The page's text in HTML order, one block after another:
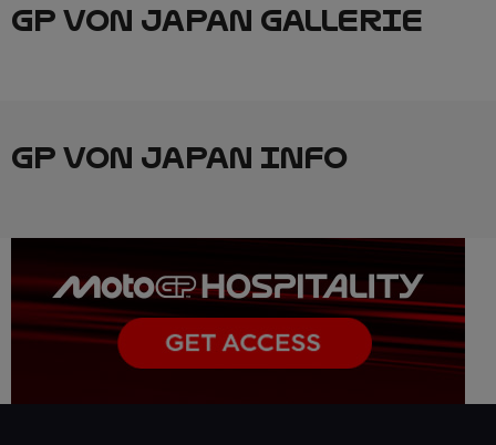
GP VON JAPAN GALLERIE
GP VON JAPAN INFO